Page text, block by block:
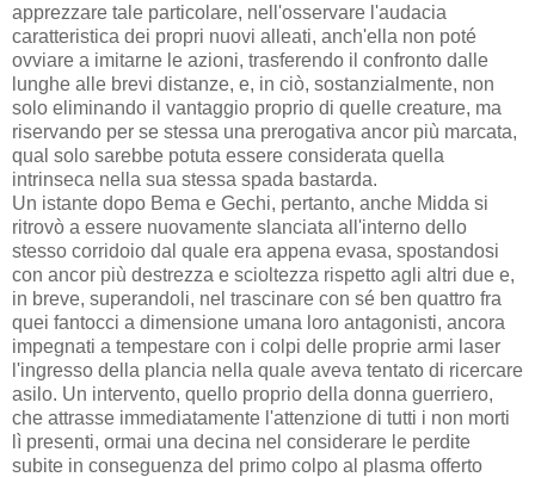
apprezzare tale particolare, nell'osservare l'audacia
caratteristica dei propri nuovi alleati, anch'ella non poté
ovviare a imitarne le azioni, trasferendo il confronto dalle
lunghe alle brevi distanze, e, in ciò, sostanzialmente, non
solo eliminando il vantaggio proprio di quelle creature, ma
riservando per se stessa una prerogativa ancor più marcata,
qual solo sarebbe potuta essere considerata quella
intrinseca nella sua stessa spada bastarda.
Un istante dopo Bema e Gechi, pertanto, anche Midda si
ritrovò a essere nuovamente slanciata all'interno dello
stesso corridoio dal quale era appena evasa, spostandosi
con ancor più destrezza e scioltezza rispetto agli altri due e,
in breve, superandoli, nel trascinare con sé ben quattro fra
quei fantocci a dimensione umana loro antagonisti, ancora
impegnati a tempestare con i colpi delle proprie armi laser
l'ingresso della plancia nella quale aveva tentato di ricercare
asilo. Un intervento, quello proprio della donna guerriero,
che attrasse immediatamente l'attenzione di tutti i non morti
lì presenti, ormai una decina nel considerare le perdite
subite in conseguenza del primo colpo al plasma offerto